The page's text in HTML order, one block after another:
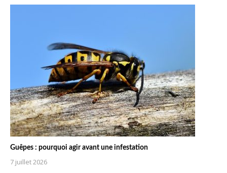
Guêpes : pourquoi agir avant une infestation
7 juillet 2026